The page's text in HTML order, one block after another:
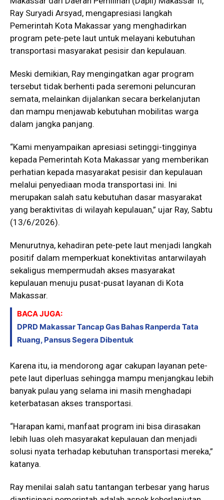
Ray Suryadi Arsyad, mengapresiasi langkah
Pemerintah Kota Makassar yang menghadirkan
program pete-pete laut untuk melayani kebutuhan
transportasi masyarakat pesisir dan kepulauan.
Meski demikian, Ray mengingatkan agar program
tersebut tidak berhenti pada seremoni peluncuran
semata, melainkan dijalankan secara berkelanjutan
dan mampu menjawab kebutuhan mobilitas warga
dalam jangka panjang.
“Kami menyampaikan apresiasi setinggi-tingginya
kepada Pemerintah Kota Makassar yang memberikan
perhatian kepada masyarakat pesisir dan kepulauan
melalui penyediaan moda transportasi ini. Ini
merupakan salah satu kebutuhan dasar masyarakat
yang beraktivitas di wilayah kepulauan,” ujar Ray, Sabtu
(13/6/2026).
Menurutnya, kehadiran pete-pete laut menjadi langkah
positif dalam memperkuat konektivitas antarwilayah
sekaligus mempermudah akses masyarakat
kepulauan menuju pusat-pusat layanan di Kota
Makassar.
BACA JUGA:
DPRD Makassar Tancap Gas Bahas Ranperda Tata
Ruang, Pansus Segera Dibentuk
Karena itu, ia mendorong agar cakupan layanan pete-
pete laut diperluas sehingga mampu menjangkau lebih
banyak pulau yang selama ini masih menghadapi
keterbatasan akses transportasi.
“Harapan kami, manfaat program ini bisa dirasakan
lebih luas oleh masyarakat kepulauan dan menjadi
solusi nyata terhadap kebutuhan transportasi mereka,”
katanya.
Ray menilai salah satu tantangan terbesar yang harus